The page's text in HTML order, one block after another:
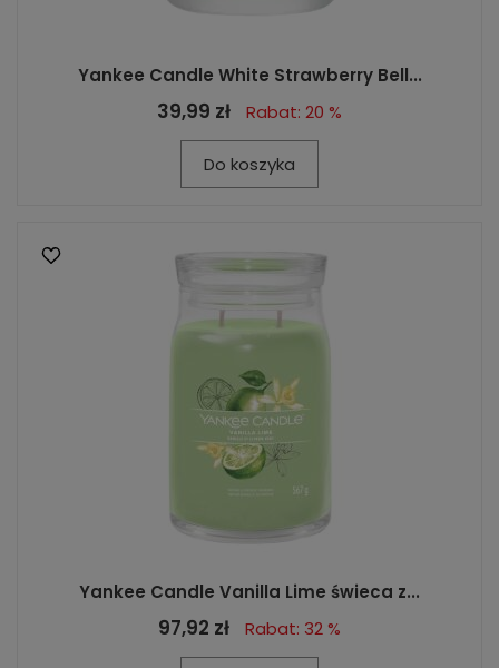
Yankee Candle White Strawberry Bell...
39,99 zł Rabat: 20 %
Do koszyka
Yankee Candle Vanilla Lime świeca z...
97,92 zł Rabat: 32 %